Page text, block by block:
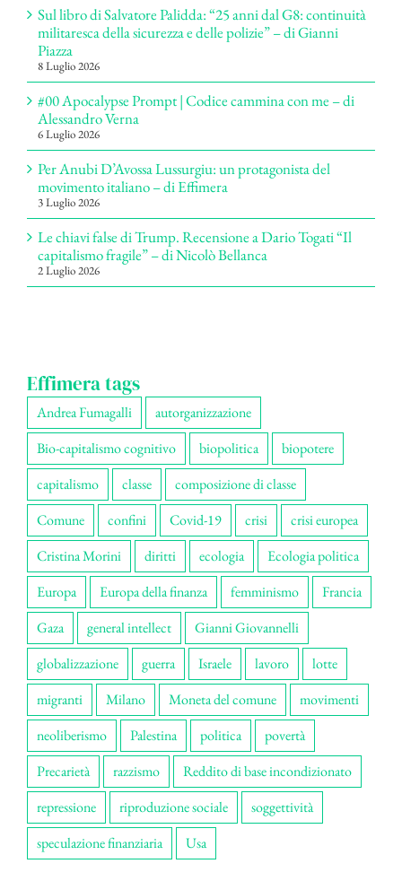
Sul libro di Salvatore Palidda: “25 anni dal G8: continuità
militaresca della sicurezza e delle polizie” – di Gianni
Piazza
8 Luglio 2026
#00 Apocalypse Prompt | Codice cammina con me – di
Alessandro Verna
6 Luglio 2026
Per Anubi D’Avossa Lussurgiu: un protagonista del
movimento italiano – di Effimera
3 Luglio 2026
Le chiavi false di Trump. Recensione a Dario Togati “Il
capitalismo fragile” – di Nicolò Bellanca
2 Luglio 2026
Effimera tags
Andrea Fumagalli
autorganizzazione
Bio-capitalismo cognitivo
biopolitica
biopotere
capitalismo
classe
composizione di classe
Comune
confini Covid-19 crisi
crisi europea
Cristina Morini
diritti ecologia
Ecologia politica
Europa
Europa della finanza femminismo
Francia
Gaza
general intellect
Gianni Giovannelli
globalizzazione
guerra Israele lavoro
lotte
migranti
Milano Moneta del comune
movimenti
neoliberismo
Palestina politica
povertà
Precarietà
razzismo
Reddito di base incondizionato
repressione
riproduzione sociale
soggettività
speculazione finanziaria
Usa